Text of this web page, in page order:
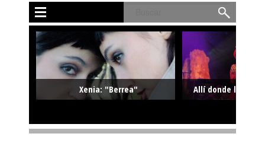
Xenia: "Berrea" Allí donde la